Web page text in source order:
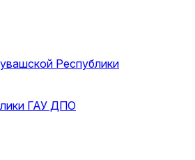
Республики
ГАУ ДПО